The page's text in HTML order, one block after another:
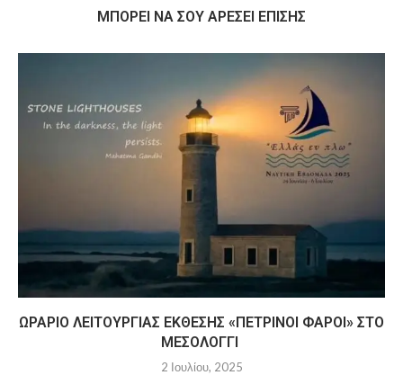
MΠΟΡΕΊ ΝΑ ΣΟΥ ΑΡΈΣΕΙ ΕΠΊΣΗΣ
ΩΡΆΡΙΟ ΛΕΙΤΟΥΡΓΊΑΣ ΈΚΘΕΣΗΣ «ΠΈΤΡΙΝΟΙ ΦΆΡΟΙ» ΣΤΟ
ΜΕΣΟΛΌΓΓΙ
2 Ιουλίου, 2025